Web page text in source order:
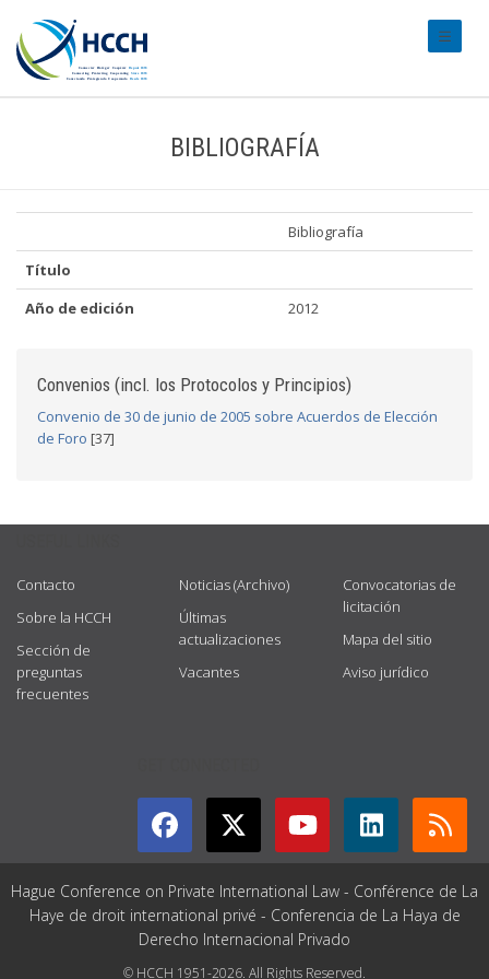
BIBLIOGRAFÍA
Bibliografía
Título
Año de edición
2012
Convenios (incl. los Protocolos y Principios)
Convenio de 30 de junio de 2005 sobre Acuerdos de Elección
de Foro [37]
Contacto
Sobre la HCCH
Sección de
preguntas
frecuentes
Noticias (Archivo)
Últimas
actualizaciones
Vacantes
Convocatorias de
licitación
Mapa del sitio
Aviso jurídico
Hague Conference on Private International Law - Conférence de La
Haye de droit international privé - Conferencia de La Haya de
Derecho Internacional Privado
© HCCH 1951-2026. All Rights Reserved.